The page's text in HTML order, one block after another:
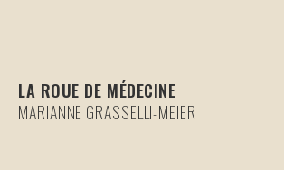
LA ROUE DE MÉDECINE
MARIANNE GRASSELLI-MEIER